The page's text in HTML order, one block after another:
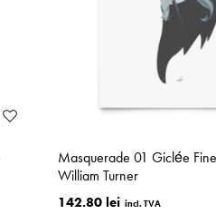
Masquerade 01 Giclée
William Turner
142.80 lei